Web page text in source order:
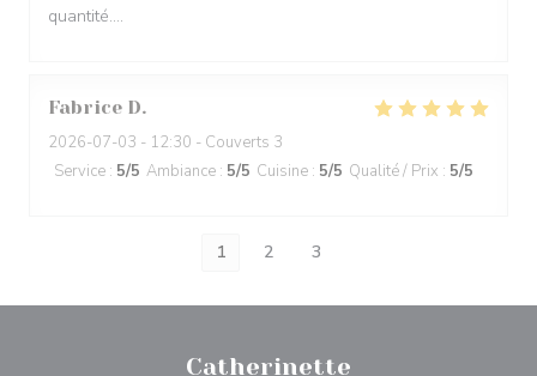
quantité....
Fabrice D
2026-07-03 - 12:30 - Couverts 3
Service : 5/5 Ambiance : 5/5 Cuisine : 5/5 Qualité / Prix : 5/5
1 2 3
Catherinette